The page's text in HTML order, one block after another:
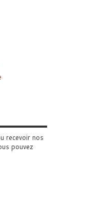
recevoir nos
pouvez